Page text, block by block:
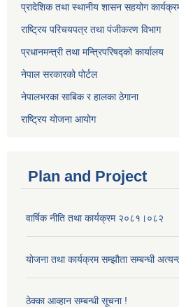
प्रादेशिक तथा स्थानीय शासन सहयोग
राष्ट्रिय परिचयपत्र तथा पंजीकरण विभाग
प्रधानमन्त्री तथा मन्त्रिपरिषद्को कार्यालय
नेपाल सरकारको पोर्टल
नेपालभरका साबिक र हालका ठेगाना
राष्ट्रिय योजना आयोग
Plan and Project
वार्षिक नीति तथा कार्यक्रम २०८१।०८२
योजना तथा कार्यक्रम सम्झौता सम्बन्धी
ठेक्का आव्हान सम्बन्धी सूचना !